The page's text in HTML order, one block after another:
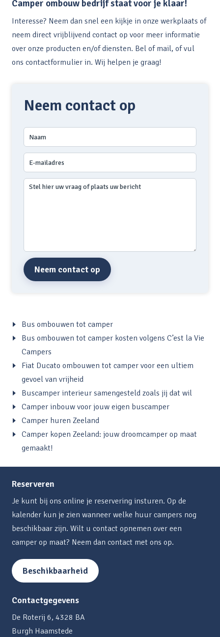
Camper ombouw bedrijf staat voor je klaar!
Interesse? Neem dan snel een kijkje in onze werkplaats of
neem direct vrijblijvend contact op voor meer informatie
over onze producten en/of diensten. Bel of mail, of vul
ons contactformulier in. Wij helpen je graag!
Neem contact op
Neem contact op
Bus ombouwen tot camper
Bus ombouwen tot camper kosten volgens C’est la Vie
Campers
Fiat Ducato ombouwen tot camper voor een ultiem
gevoel van vrijheid
Buscamper interieur samengesteld zoals jij dat wil
Camper inbouw voor jouw eigen buscamper
Camper huren Zeeland
Camper kopen Zeeland: jouw droomcamper op maat
gemaakt!
Reserveren
Je kunt bij ons online je reservering insturen. Op de
kalender kun je zien wanneer welke huur campers nog
beschikbaar zijn. Wilt u contact opnemen over een
camper op maat? Neem dan contact met ons op.
Beschikbaarheid
Contactgegevens
De Roterij 6, 4328 BA
Burgh Haamstede